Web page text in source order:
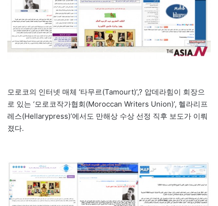
모로코의 인터넷 매체 ‘타무르(Tamourt)’,? 압데라힘이 회장으
로 있는 ‘모로코작가협회(Moroccan Writers Union)’, 헬라리프
레스(Hellarypress)’에서도 만해상 수상 선정 직후 보도가 이뤄
졌다.